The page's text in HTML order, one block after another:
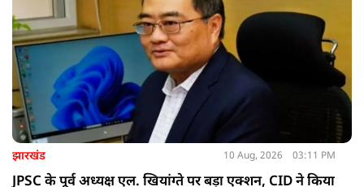
झारखंड 10 Aug, 2026 03:11 PM
JPSC के पूर्व अध्यक्ष एल. खियांग्ते पर बड़ा एक्शन, CID ने किया